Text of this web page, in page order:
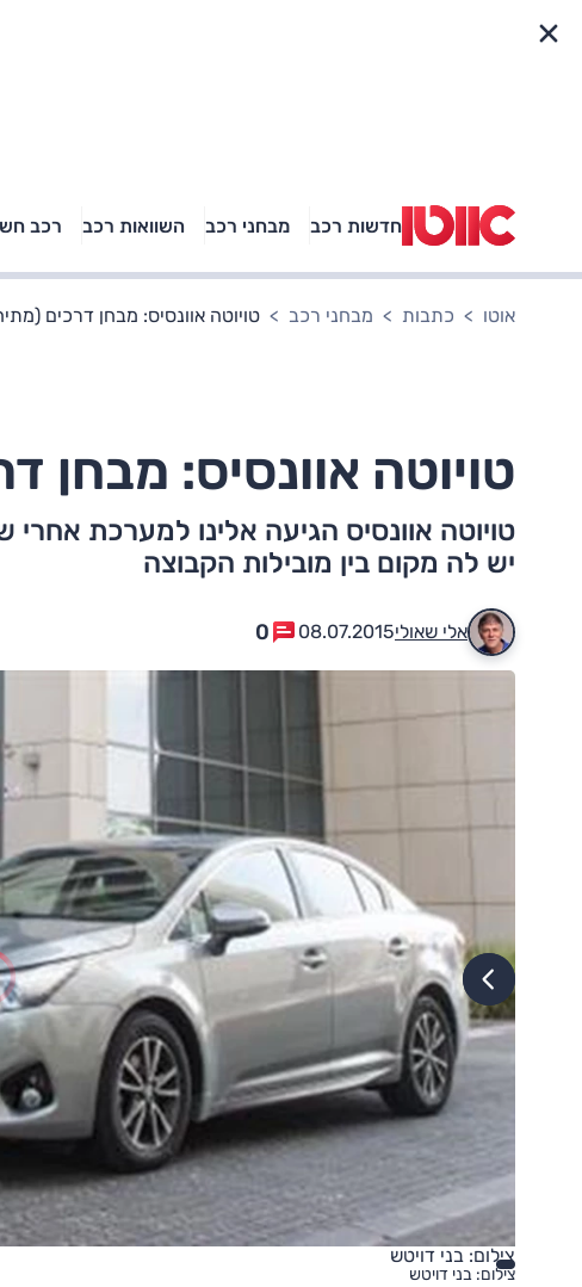
חדשות רכב מבחני רכב השוואות רכב רכב
באיזה רכב פנאי נוסעת
אוטו כתבות מבחני רכב טויוטה אוונסיס: מבחן דרכים
טויוטה אוונסיס: מבחן
טויוטה אוונסיס הגיעה אלינו למערכת
יש לה מקום בין מובילות הקבוצה
אלי שאולי08.07.2015
0
צילום: בני דויטש
צילום: בני דויטש